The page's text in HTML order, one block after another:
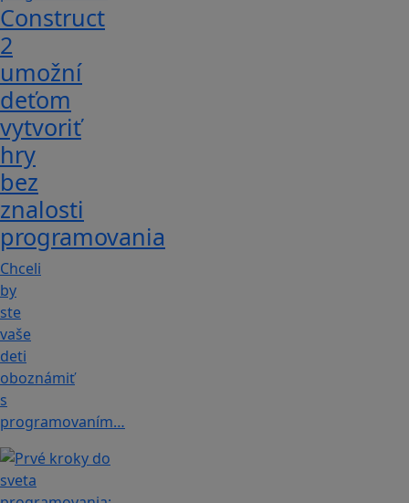
Construct
2
umožní
deťom
vytvoriť
hry
bez
znalosti
programovania
Chceli
by
ste
vaše
deti
oboznámiť
s
programovaním…